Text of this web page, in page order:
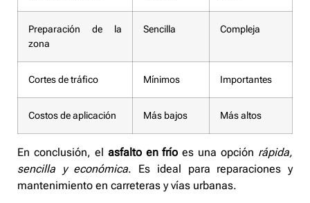
Preparación de la
zona
Sencilla Compleja
Cortes de tráfico Mínimos Importantes
Costos de aplicación Más bajos Más altos
En conclusión, el asfalto en frío es una opción rápida,
sencilla y económica. Es ideal para reparaciones y
mantenimiento en carreteras y vías urbanas.